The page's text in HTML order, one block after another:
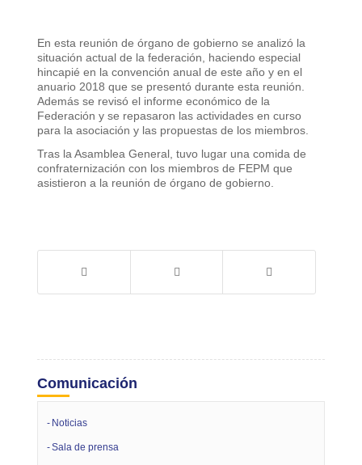
En esta reunión de órgano de gobierno se analizó la
situación actual de la federación, haciendo especial
hincapié en la convención anual de este año y en el
anuario 2018 que se presentó durante esta reunión.
Además se revisó el informe económico de la
Federación y se repasaron las actividades en curso
para la asociación y las propuestas de los miembros.
Tras la Asamblea General, tuvo lugar una comida de
confraternización con los miembros de FEPM que
asistieron a la reunión de órgano de gobierno.
Comunicación
Noticias
Sala de prensa